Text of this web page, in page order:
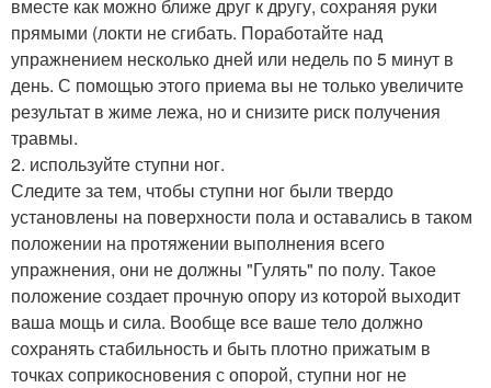
вместе как можно ближе друг к другу, сохраняя руки
прямыми (локти не сгибать. Поработайте над
упражнением несколько дней или недель по 5 минут в
день. С помощью этого приема вы не только увеличите
результат в жиме лежа, но и снизите риск получения
травмы.
2. используйте ступни ног.
Следите за тем, чтобы ступни ног были твердо
установлены на поверхности пола и оставались в таком
положении на протяжении выполнения всего
упражнения, они не должны "Гулять" по полу. Такое
положение создает прочную опору из которой выходит
ваша мощь и сила. Вообще все ваше тело должно
сохранять стабильность и быть плотно прижатым в
точках соприкосновения с опорой, ступни ног не